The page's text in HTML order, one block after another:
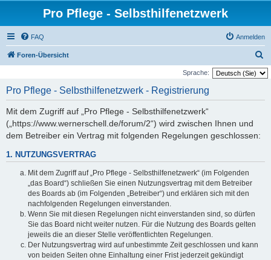
Pro Pflege - Selbsthilfenetzwerk
FAQ Anmelden
Foren-Übersicht
u
Sprache:
Pro Pflege - Selbsthilfenetzwerk - Registrierung
Mit dem Zugriff auf „Pro Pflege - Selbsthilfenetzwerk“
(„https://www.wernerschell.de/forum/2“) wird zwischen Ihnen und
dem Betreiber ein Vertrag mit folgenden Regelungen geschlossen:
1. NUTZUNGSVERTRAG
Mit dem Zugriff auf „Pro Pflege - Selbsthilfenetzwerk“ (im Folgenden
„das Board“) schließen Sie einen Nutzungsvertrag mit dem Betreiber
des Boards ab (im Folgenden „Betreiber“) und erklären sich mit den
nachfolgenden Regelungen einverstanden.
Wenn Sie mit diesen Regelungen nicht einverstanden sind, so dürfen
Sie das Board nicht weiter nutzen. Für die Nutzung des Boards gelten
jeweils die an dieser Stelle veröffentlichten Regelungen.
Der Nutzungsvertrag wird auf unbestimmte Zeit geschlossen und kann
von beiden Seiten ohne Einhaltung einer Frist jederzeit gekündigt